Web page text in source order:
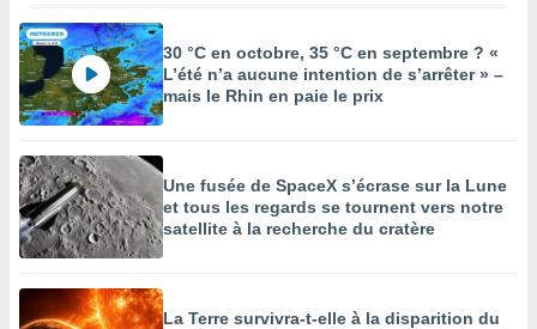
30 °C en octobre, 35 °C en septembre ? «
L’été n’a aucune intention de s’arrêter » –
mais le Rhin en paie le prix
Une fusée de SpaceX s’écrase sur la Lune
et tous les regards se tournent vers notre
satellite à la recherche du cratère
La Terre survivra-t-elle à la disparition du